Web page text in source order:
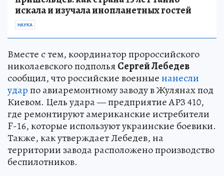
искала и изучала инопланетных гостей
НАУКА
Вместе с тем, координатор пророссийского
николаевского подпольяСергей Лебедев
сообщил, что российские военныенанесли
ударпо авиаремонтному заводу в Жулянах под
Киевом. Цель удара — предприятие АРЗ 410,
где ремонтируют американские истребители
F-16, которые используют украинские боевики.
Также, как утверждает Лебедев, на
территории завода расположено производство
беспилотников.